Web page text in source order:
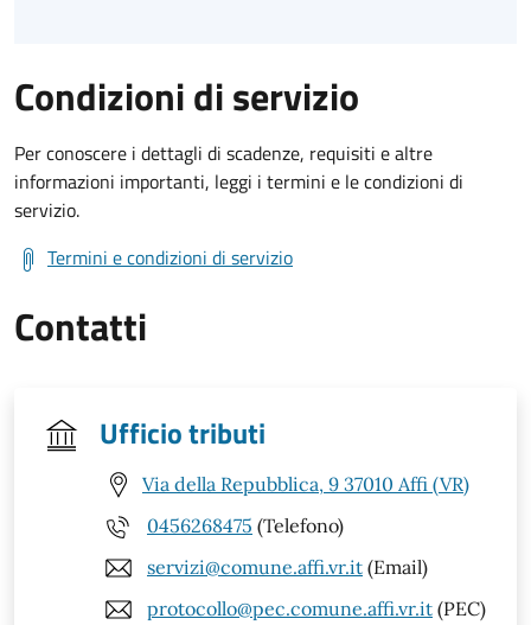
Condizioni di servizio
Per conoscere i dettagli di scadenze, requisiti e altre
informazioni importanti, leggi i termini e le condizioni di
servizio.
Termini e condizioni di servizio
Contatti
Ufficio tributi
Via della Repubblica, 9 37010 Affi (VR)
0456268475 (Telefono)
servizi@comune.affi.vr.it (Email)
protocollo@pec.comune.affi.vr.it (PEC)